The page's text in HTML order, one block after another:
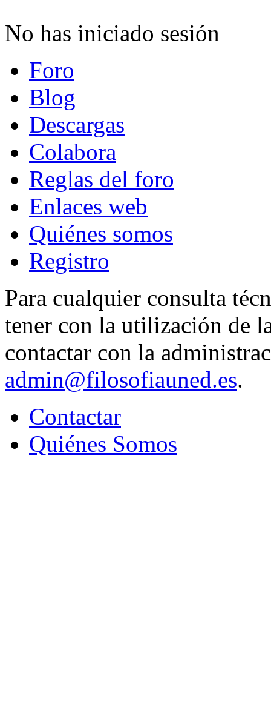
No has iniciado sesión
Foro
Blog
Descargas
Colabora
Reglas del foro
Enlaces web
Quiénes somos
Registro
Para cualquier consulta
tener con la utilización de
contactar con la
admin@filosofiauned.es.
Contactar
Quiénes Somos